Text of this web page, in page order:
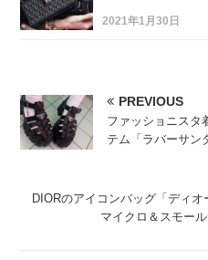
2021年1月30日
PREVIOUS
ファッショニスタ
テム「ラバーサン
DIORのアイコンバッグ「ディオ
マイクロ＆スモー